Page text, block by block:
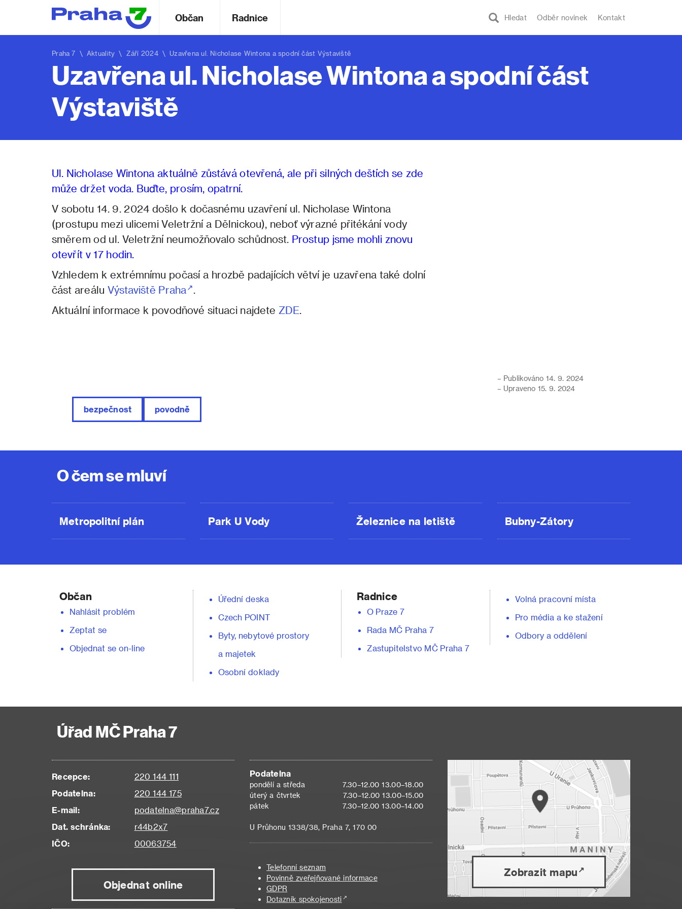
Hledat Odběr novinek Kontakt
Občan Radnice
Praha 7 \ Aktuality \ Září 2024 \ Uzavřena ul. Nicholase Wintona a spodní část Výstaviště
Uzavřena ul. Nicholase Wintona a spodní část
Výstaviště
Ul. Nicholase Wintona aktuálně zůstává otevřená, ale při silných deštích se zde
může držet voda. Buďte, prosím, opatrní.
V sobotu 14. 9. 2024 došlo k dočasnému uzavření ul. Nicholase Wintona
(prostupu mezi ulicemi Veletržní a Dělnickou), neboť výrazné přitékání vody
směrem od ul. Veletržní neumožňovalo schůdnost. Prostup jsme mohli znovu
otevřít v 17 hodin.
Vzhledem k extrémnímu počasí a hrozbě padajících větví je uzavřena také dolní
část areálu Výstaviště Praha
.
Aktuální informace k povodňové situaci najdete ZDE.
bezpečnost povodně
– Publikováno 14. 9. 2024
– Upraveno 15. 9. 2024
O čem se mluví
Metropolitní plán Park U Vody Železnice na letiště Bubny-Zátory
Občan
Nahlásit problém
Zeptat se
Objednat se on-line
Úřední deska
Czech POINT
Byty, nebytové prostory
a majetek
Osobní doklady
Radnice
O Praze 7
Rada MČ Praha 7
Zastupitelstvo MČ Praha 7
Volná pracovní místa
Pro média a ke stažení
Odbory a oddělení
Úřad MČ Praha 7
Recepce:
220 144 111
Podatelna:
220 144 175
E-mail:
podatelna@praha7.cz
Dat. schránka:
r44b2x7
IČO:
00063754
Objednat online
Podatelna
pondělí a středa
7.30–12.00 13.00–18.00
úterý a čtvrtek
7.30–12.00 13.00–15.00
pátek
7.30–12.00 13.00–14.00
U Průhonu 1338/38, Praha 7, 170 00
Telefonní seznam
Povinně zveřejňované informace
GDPR
Dotazník spokojenosti
Zobrazit mapu